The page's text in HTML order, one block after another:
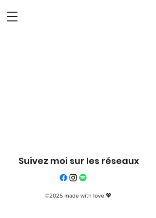
Suivez moi sur les réseaux
©2025 made with love 💖